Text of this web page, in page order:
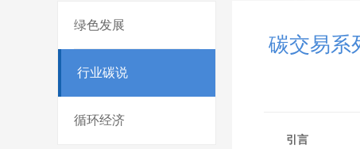
绿色发展
行业碳说
循环经济
碳交易系
引言